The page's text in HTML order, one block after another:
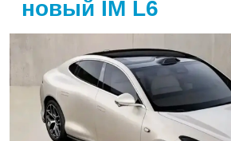
новый IM L6